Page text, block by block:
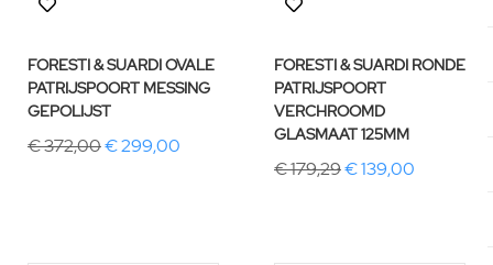
FORESTI & SUARDI OVALE
PATRIJSPOORT MESSING
GEPOLIJST
€ 372,00€ 299,00
FORESTI & SUARDI RONDE
PATRIJSPOORT
VERCHROOMD
GLASMAAT 125MM
€ 179,29€ 139,00